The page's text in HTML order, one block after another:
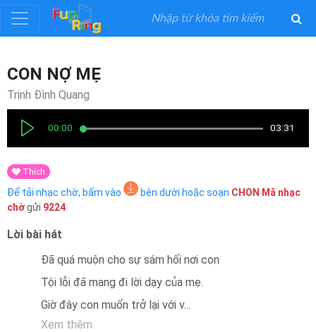
Đăng
ký
nhập
Thể
Loại
Nghệ
Khuyến
Mại
CON NỢ MẸ
Trịnh Đình Quang
00:00 03:31
Thích
Để tải nhạc chờ, bấm vào bên dưới hoặc soạn CHON Mã nhạc
chờgửi 9224
Lời bài hát
Đã quá muộn cho sự sám hối nơi con
Tội lỗi đã mang đi lời dạy của mẹ.
Giờ đây con muốn trở lại với v...
Xem thêm